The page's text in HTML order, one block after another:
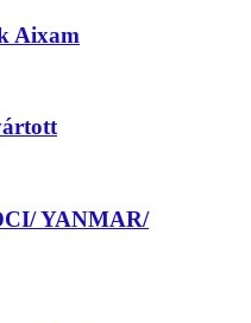
Aixam
YANMAR/